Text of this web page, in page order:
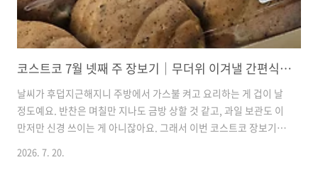
코스트코 7월 넷째 주 장보기｜무더위 이겨낼 간편식과 알뜰한 생필품 준비
날씨가 후덥지근해지니 주방에서 가스불 켜고 요리하는 게 겁이 날
정도예요. 반찬은 며칠만 지나도 금방 상할 것 같고, 과일 보관도 이
만저만 신경 쓰이는 게 아니잖아요. 그래서 이번 코스트코 장보기는
위주로 카트를 채워봤어요.더운 날 반찬 걱정 덜어주는 꽃게장 입맛
2026. 7. 20.